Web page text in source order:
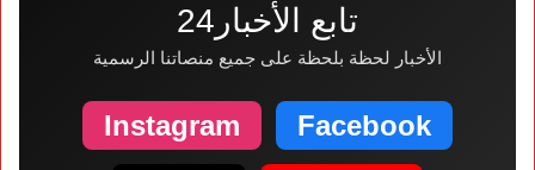
تابع الأخبار24
الأخبار لحظة بلحظة على جميع منصاتنا الرسمية
Facebook
Instagram